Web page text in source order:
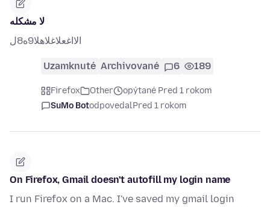
لا مشكله
الااغعلاغلاهلا9ه8ل
Uzamknuté Archivované 6 189
Firefox Other
opýtané Pred 1 rokom
SuMo BotodpovedalPred 1 rokom
On Firefox, Gmail doesn't autofill my login name
I run Firefox on a Mac. I've saved my gmail login